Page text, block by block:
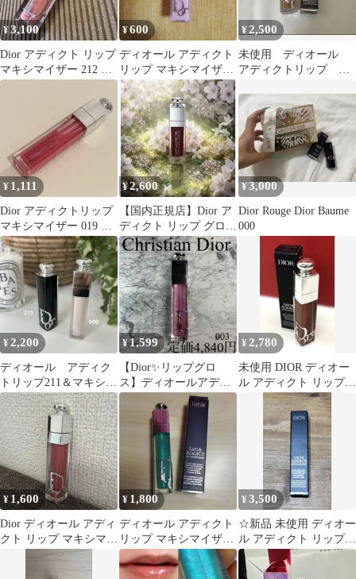
¥3,100
Dior アディクト リップ
マキシマイザー 212 チ
ュチュ
¥600
ディオール アディクト
リップ マキシマイザー
001 ピンク ミニサイズ
¥2,500
未使用 ディオール
アディクトリップ マ
¥ 1,111
Dior アディクトリップ
マキシマイザー 019 ト
ーキョーピンク グロス
¥2,600
【国内正規店】Dior ア
ディクト リップ グロウ
オイル 020 マホガニー
¥3,000
Dior Rouge Dior Baume
000
¥2,200
ディオール アディク
トリップ211＆マキシマ
イザーセラム000 ケア
美容液
¥1,599
【Dior✨リップグロ
ス】ディオールアディ
クト リップ マキシマイ
ザー003
¥ 2,780
未使用 DIOR ディオー
ル アディクト リップ
マキシマイザー 062 ①
¥1,600
Dior ディオール アディ
クト リップ マキシマイ
¥ 1,800
ディオール アディクト
リップ マキシマイザー
094 アクア ポップ
¥3,500
☆新品 未使用 ディオー
ル アディクト リップ
マキシマイザー 026☆